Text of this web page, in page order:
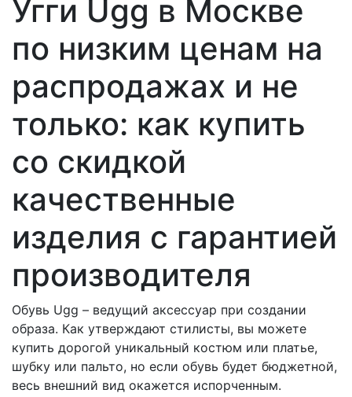
Угги Ugg в Москве
по низким ценам на
распродажах и не
только: как купить
со скидкой
качественные
изделия с гарантией
производителя
Обувь Ugg – ведущий аксессуар при создании
образа. Как утверждают стилисты, вы можете
купить дорогой уникальный костюм или платье,
шубку или пальто, но если обувь будет бюджетной,
весь внешний вид окажется испорченным.